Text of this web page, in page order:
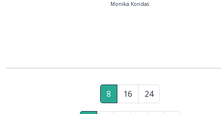
Monika Kondas
8 16 24